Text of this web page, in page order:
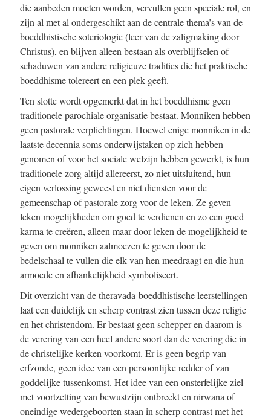
die aanbeden moeten worden, vervullen geen speciale rol, en
zijn al met al ondergeschikt aan de centrale thema’s van de
boeddhistische soteriologie (leer van de zaligmaking door
Christus), en blijven alleen bestaan als overblijfselen of
schaduwen van andere religieuze tradities die het praktische
boeddhisme tolereert en een plek geeft.
Ten slotte wordt opgemerkt dat in het boeddhisme geen
traditionele parochiale organisatie bestaat. Monniken hebben
geen pastorale verplichtingen. Hoewel enige monniken in de
laatste decennia soms onderwijstaken op zich hebben
genomen of voor het sociale welzijn hebben gewerkt, is hun
traditionele zorg altijd allereerst, zo niet uitsluitend, hun
eigen verlossing geweest en niet diensten voor de
gemeenschap of pastorale zorg voor de leken. Ze geven
leken mogelijkheden om goed te verdienen en zo een goed
karma te creëren, alleen maar door leken de mogelijkheid te
geven om monniken aalmoezen te geven door de
bedelschaal te vullen die elk van hen meedraagt en die hun
armoede en afhankelijkheid symboliseert.
Dit overzicht van de theravada-boeddhistische leerstellingen
laat een duidelijk en scherp contrast zien tussen deze religie
en het christendom. Er bestaat geen schepper en daarom is
de verering van een heel andere soort dan de verering die in
de christelijke kerken voorkomt. Er is geen begrip van
erfzonde, geen idee van een persoonlijke redder of van
goddelijke tussenkomst. Het idee van een onsterfelijke ziel
met voortzetting van bewustzijn ontbreekt en nirwana of
oneindige wedergeboorten staan in scherp contrast met het